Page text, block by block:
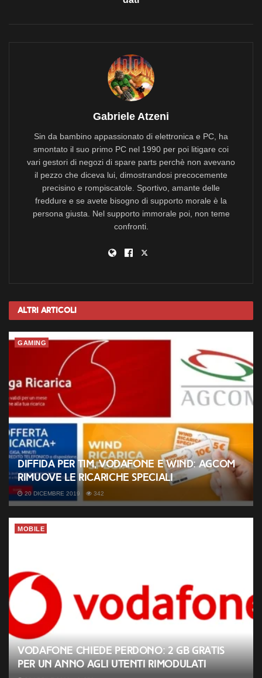
Gabriele Atzeni
Sin da bambino appassionato di elettronica e PC, ha
smontato il suo primo PC nel 1990 per poi litigare coi
vari gestori di negozi di spare parts perchè non avevano
il pezzo che diceva lui, dimostrandosi precocemente
precisino e rompiscatole. Sportivo, amante delle
freddure e se avete bisogno di supporto morale è la
persona giusta. Nel supporto immorale poi, non teme
confronti.
Altri Articoli
GAMING
Diffida per TIM, Vodafone e Wind: AGCOM
rimuove le ricariche speciali
20 DICEMBRE 2019 342
MOBILE
Vodafone chiede perdono: 2 GB gratis
per un anno agli utenti rimodulati